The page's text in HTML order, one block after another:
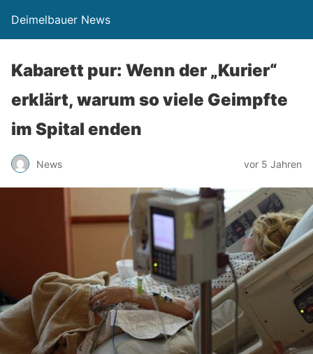
Deimelbauer News
Kabarett pur: Wenn der „Kurier“
erklärt, warum so viele Geimpfte
im Spital enden
News vor 5 Jahren